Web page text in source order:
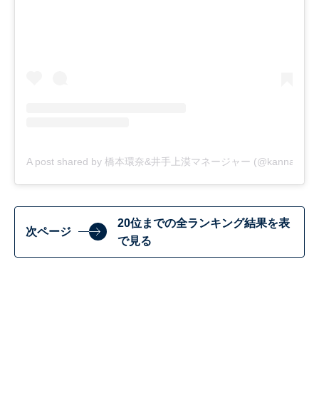
A post shared by 橋本環奈&井手上漠マネージャー
次ページ
20位までの全ランキング結果を表
で見る